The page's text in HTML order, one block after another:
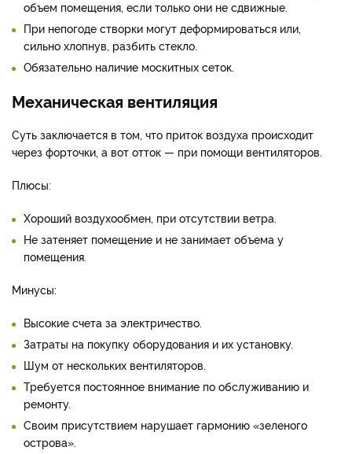
объем помещения, если только они не сдвижные.
При непогоде створки могут деформироваться или,
сильно хлопнув, разбить стекло.
Обязательно наличие москитных сеток.
Механическая вентиляция
Суть заключается в том, что приток воздуха происходит
через форточки, а вот отток — при помощи вентиляторов.
Плюсы:
Хороший воздухообмен, при отсутствии ветра.
Не затеняет помещение и не занимает объема у
помещения.
Минусы:
Высокие счета за электричество.
Затраты на покупку оборудования и их установку.
Шум от нескольких вентиляторов.
Требуется постоянное внимание по обслуживанию и
ремонту.
Своим присутствием нарушает гармонию «зеленого
острова».